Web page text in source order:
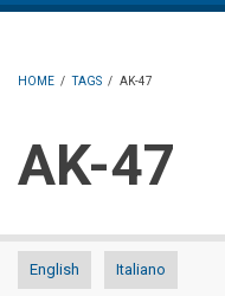
HOME / TAGS / AK-47
AK-47
English Italiano